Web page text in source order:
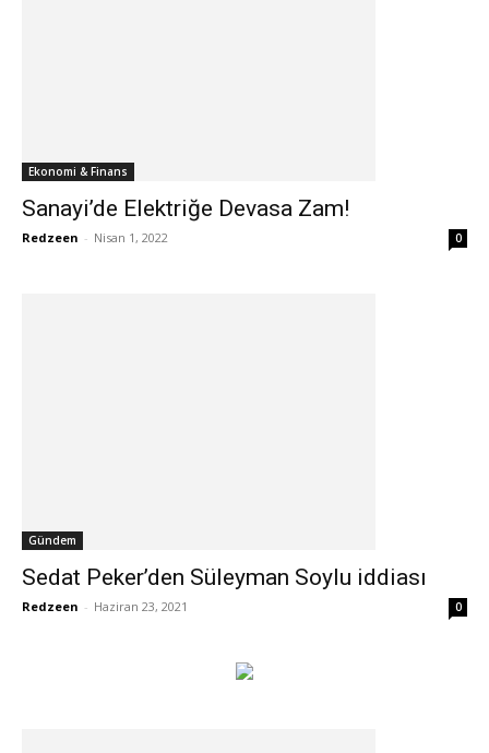
Ekonomi & Finans
Sanayi’de Elektriğe Devasa Zam!
Redzeen - Nisan 1, 2022 0
Gündem
Sedat Peker’den Süleyman Soylu iddiası
Redzeen - Haziran 23, 2021 0